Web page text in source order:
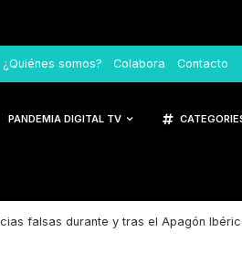
¿Quiénes somos? Colabora Contacto
PANDEMIA DIGITAL TV
falsas durante y tras el Apagón Ibérico